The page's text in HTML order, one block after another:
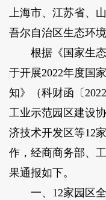
上海市、江苏省、
吾尔自治区生态环
根据《国家生态
于开展2022年度国
知》（科财函〔
工业示范园区建设
济技术开发区等12
作，经商商务部、
果通报如下。
一、12家园区全